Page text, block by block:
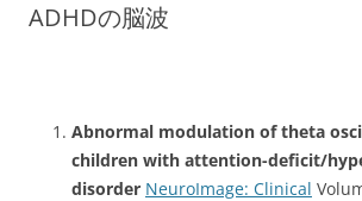
ADHDの脳波
Abnormal modulation of theta
children with attention-deficit/
disorder NeuroImage: Clinical